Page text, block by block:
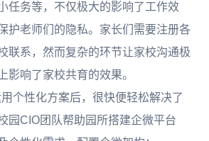
任务等，不仅极大的影响了工作效
护老师们的隐私。家长们需要注册各
联系，然而复杂的环节让家校沟通极
影响了家校共育的效果。
个性化方案后，很快便轻松解决了
园CIO团队帮助园所搭建企微平台